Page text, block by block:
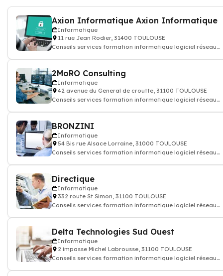
Axion Informatique Axion Informatique
Informatique
11 rue Jean Rodier, 31400 TOULOUSE
Conseils services formation informatique logiciel réseau
2MoRO Consulting
Informatique
42 avenue du General de croutte, 31100 TOULOUSE
Conseils services formation informatique logiciel réseau
BRONZINI
Informatique
54 Bis rue Alsace Lorraine, 31000 TOULOUSE
Conseils services formation informatique logiciel réseau
Directique
Informatique
332 route St Simon, 31100 TOULOUSE
Conseils services formation informatique logiciel réseau
Delta Technologies Sud Ouest
Informatique
2 impasse Michel Labrousse, 31100 TOULOUSE
Conseils services formation informatique logiciel réseau